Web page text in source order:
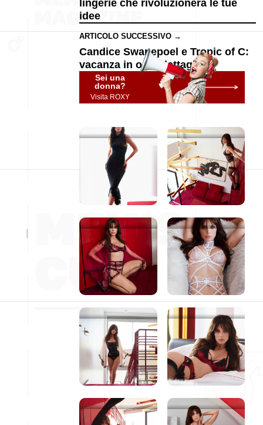
lingerie che rivoluzionerà le tue
idee
ARTICOLO SUCCESSIVO →
Candice Swanepoel e Tropic of C:
vacanza in ogni dettaglio
Sei una
donna?
Visita ROXY